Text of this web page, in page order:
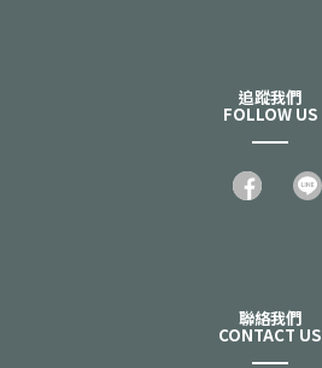
追蹤我們
FOLLOW US
聯絡我們
CONTACT US